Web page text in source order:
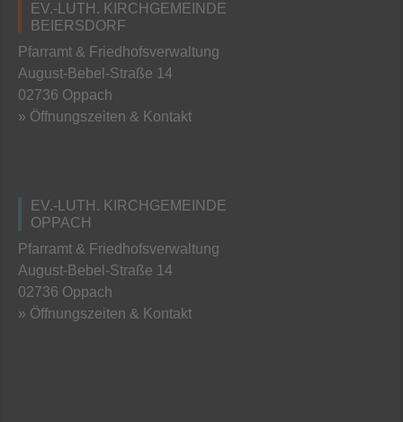
EV.-LUTH. KIRCHGEMEINDE
BEIERSDORF
Pfarramt & Friedhofsverwaltung
August-Bebel-Straße 14
02736 Oppach
» Öffnungszeiten & Kontakt
EV.-LUTH. KIRCHGEMEINDE
OPPACH
Pfarramt & Friedhofsverwaltung
August-Bebel-Straße 14
02736 Oppach
» Öffnungszeiten & Kontakt